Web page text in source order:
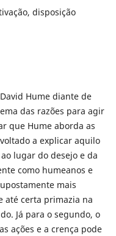
disposição
Hume diante de
das razões para agir
que Hume aborda as
a explicar aquilo
lugar do desejo e da
como humeanos e
mais
até certa primazia na
Já para o segundo, o
ações e a crença pode